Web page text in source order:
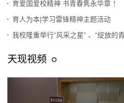
育爱国爱校精神 书青春隽永华章 ！
育人为本|学习雷锋精神主题活动
天现视频